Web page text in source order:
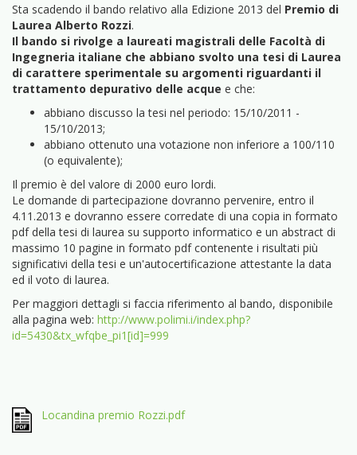
Sta scadendo il bando relativo alla Edizione 2013 del Premio di
Laurea Alberto Rozzi.
Il bando si rivolge a laureati magistrali delle Facoltà di
Ingegneria italiane che abbiano svolto una tesi di Laurea
di carattere sperimentale su argomenti riguardanti il
trattamento depurativo delle acque e che:
abbiano discusso la tesi nel periodo: 15/10/2011 -
15/10/2013;
abbiano ottenuto una votazione non inferiore a 100/110
(o equivalente);
Il premio è del valore di 2000 euro lordi.
Le domande di partecipazione dovranno pervenire, entro il
4.11.2013 e dovranno essere corredate di una copia in formato
pdf della tesi di laurea su supporto informatico e un abstract di
massimo 10 pagine in formato pdf contenente i risultati più
significativi della tesi e un'autocertificazione attestante la data
ed il voto di laurea.
Per maggiori dettagli si faccia riferimento al bando, disponibile
alla pagina web: http://www.polimi.i/index.php?
id=5430&tx_wfqbe_pi1[id]=999
Locandina premio Rozzi.pdf